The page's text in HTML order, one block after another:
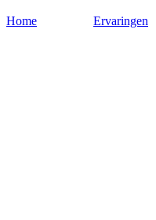
Home Ervaringen